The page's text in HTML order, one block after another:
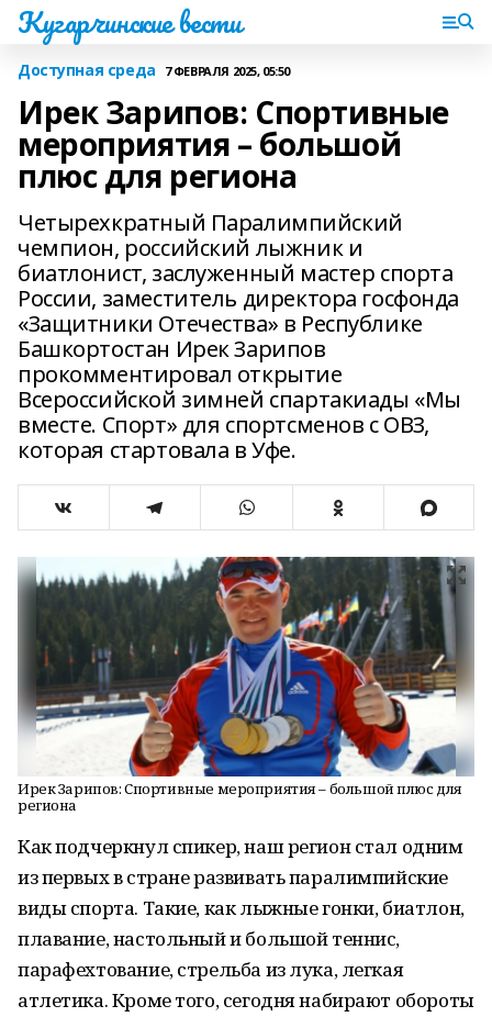
Кугарчинские вести
Доступная среда 7 ФЕВРАЛЯ 2025, 05:50
Ирек Зарипов: Спортивные
мероприятия – большой
плюс для региона
Четырехкратный Паралимпийский
чемпион, российский лыжник и
биатлонист, заслуженный мастер спорта
России, заместитель директора госфонда
«Защитники Отечества» в Республике
Башкортостан Ирек Зарипов
прокомментировал открытие
Всероссийской зимней спартакиады «Мы
вместе. Спорт» для спортсменов с ОВЗ,
которая стартовала в Уфе.
Ирек Зарипов: Спортивные мероприятия – большой плюс для
региона
Как подчеркнул спикер, наш регион стал одним
из первых в стране развивать паралимпийские
виды спорта. Такие, как лыжные гонки, биатлон,
плавание, настольный и большой теннис,
парафехтование, стрельба из лука, легкая
атлетика. Кроме того, сегодня набирают обороты